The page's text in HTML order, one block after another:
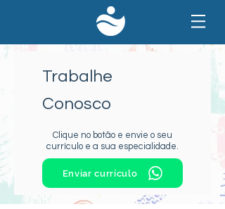
Trabalhe
Conosco
Clique no botão e envie o seu
currículo e a sua especialidade.
Enviar currículo